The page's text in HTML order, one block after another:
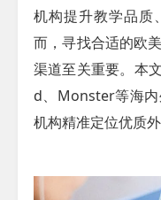
机构提升教学品质
而，寻找合适的欧
渠道至关重要。本
d、Monster等海
机构精准定位优质外